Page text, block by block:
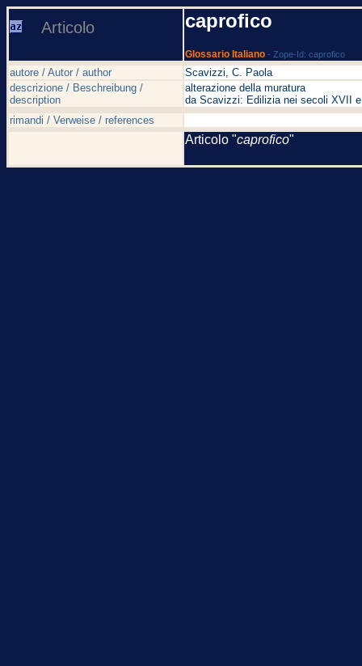
Articolo caprofico
Glossario Italiano - Zope-Id: caprofico
autore / Autor / author
Scavizzi, C. Paola
descrizione / Beschreibung /
description
alterazione della muratura
da Scavizzi: Edilizia nei secoli XVII
rimandi / Verweise / references
Articolo "caprofico"